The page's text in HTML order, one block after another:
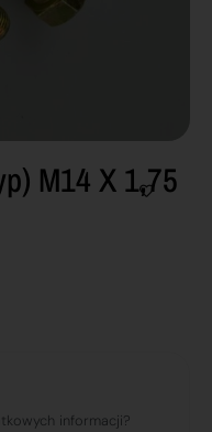
M14 X 1,75
informacji?